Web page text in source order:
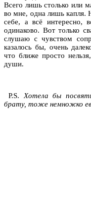
Всего лишь столько или
во мне, одна лишь капля.
себе, а всё интересно,
одинаково. Вот только
слушаю с чувством
казалось бы, очень
что ближе просто
души.
P.S. Хотела бы
брату, тоже немножко